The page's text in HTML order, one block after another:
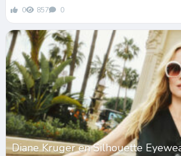
0 857 0
Diane Kruger en Silhouette